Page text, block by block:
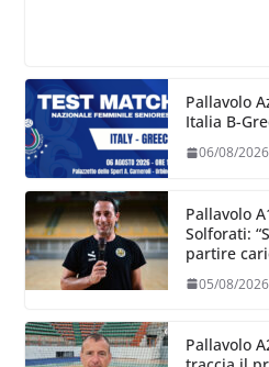
Pallavolo
Italia B-
06/08/2026
Pallavolo
Solforati:
partire
05/08/2026
Pallavolo